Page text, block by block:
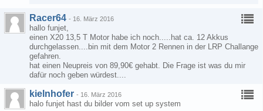
Racer64 - 16. März 2016
hallo funjet,
einen X20 13,5 T Motor habe ich noch.....hat ca. 12 Akkus
durchgelassen....bin mit dem Motor 2 Rennen in der LRP Challange
gefahren.
hat einen Neupreis von 89,90€ gehabt. Die Frage ist was du mir
dafür noch geben würdest....
kielnhofer - 16. März 2016
halo funjet hast du bilder vom set up system